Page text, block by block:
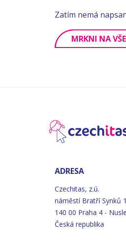
Zatím nemá
MRKNI NA
ADRESA
Czechitas, z.ú.
náměstí Bratří Synků
140 00 Praha 4 - Nusle
Česká republika